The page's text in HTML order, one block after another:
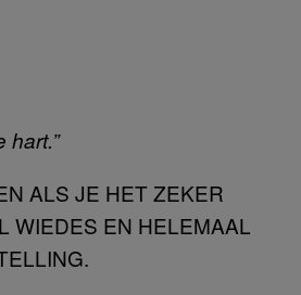
hart.”
ALS JE HET ZEKER
WIEDES EN HELEMAAL